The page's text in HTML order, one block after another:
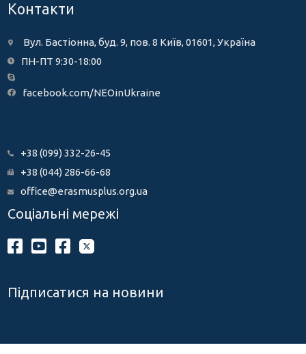
Контакти
Вул. Бастіонна, буд. 9, пов. 8 Київ, 01601, Україна
ПН-ПТ 9:30-18:00
facebook.com/NEOinUkraine
+38 (099) 332-26-45
+38 (044) 286-66-68
office@erasmusplus.org.ua
Соціальні мережі
Підписатися на новини